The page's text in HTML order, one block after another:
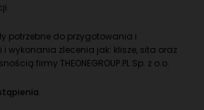
potrzebne do przygotowania i
wykonania zlecenia jak: klisze, sita oraz
firmy THEONEGROUP.PL Sp. z o.o.